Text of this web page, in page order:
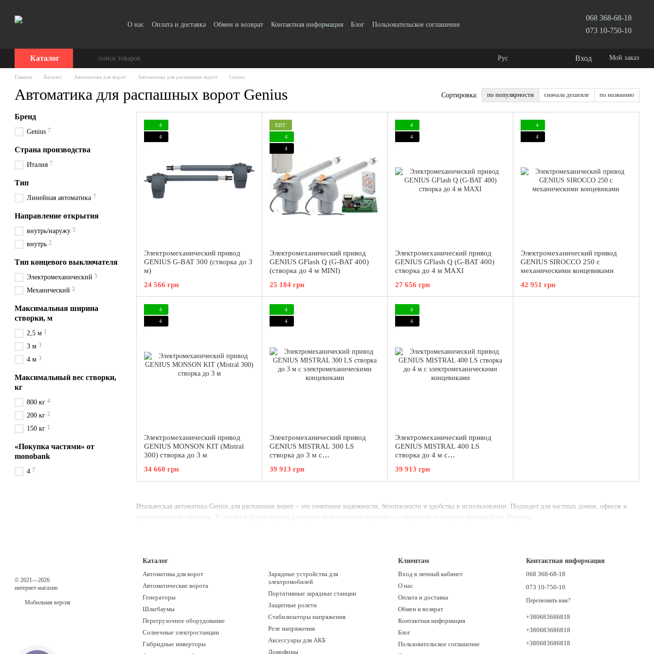
О нас Оплата и доставка Обмен и возврат Контактная информация Блог
Пользовательское соглашение
068 368-68-18
073 10-750-10
Каталог Рус Вход Мой заказ
Главная Каталог Автоматика для ворот Автоматика для распашных ворот Genius
Автоматика для распашных ворот Genius Сортировка: по популярности сначала дешевле по названию
Итальянская автоматика Genius для распашных ворот – это сочетание надежности, безопасности и удобства в использовании. Подходит для частных домов, офисов и
промышленных объектов. У нас вы найдете модели для ворот любого веса и ширины – с гарантией и быстрой доставкой по Украине.
4
4
Электромеханический привод
GENIUS G-BAT 300 (створка до 3
м)
24 566 грн
ХИТ
4
4
Электромеханический привод
GENIUS GFlash Q (G-BAT 400)
(створка до 4 м MINI)
25 184 грн
4
4
Электромеханический привод
GENIUS GFlash Q (G-BAT 400)
створка до 4 м MAXI
27 656 грн
4
4
Электромеханический привод
GENIUS SIROCCO 250 с
механическими концевиками
42 951 грн
4
4
Электромеханический привод
GENIUS MONSON KIT (Mistral
300) створка до 3 м
34 660 грн
4
4
Электромеханический привод
GENIUS MISTRAL 300 LS
створка до 3 м с
концевиками
39 913 грн
4
4
Электромеханический привод
GENIUS MISTRAL 400 LS
створка до 4 м с
концевиками
39 913 грн
Бренд
Genius 7
Страна производства
Италия 7
Тип
Линейная автоматика 7
Направление открытия
внутрь/наружу 5
внутрь 2
Тип концевого выключателя
Электромеханический 5
Механический 2
Максимальная ширина
створки, м
2,5 м 1
3 м 3
4 м 3
Максимальный вес створки,
кг
800 кг 4
200 кг 2
150 кг 1
«Покупка частями» от
monobank
4 7
© 2021—2026
интернет-магазин
Мобильная версия
Каталог
Автоматика для ворот
Автоматические ворота
Генераторы
Шлагбаумы
Перегрузочное оборудование
Солнечные электростанции
Гибридные инверторы
Зарядные устройства для
электромобилей
Портативные зарядные станции
Защитные ролети
Стабилизаторы напряжения
Реле напряжения
Аксессуары для АКБ
Домофоны
Клиентам
Вход в личный кабинет
О нас
Оплата и доставка
Обмен и возврат
Контактная информация
Блог
Пользовательское соглашение
Контактная информация
068 368-68-18
073 10-750-10
Перезвонить вам?
+380683686818
+380683686818
+380683686818